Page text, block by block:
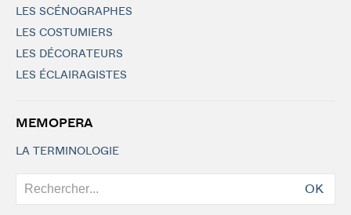
LES SCÉNOGRAPHES
LES COSTUMIERS
LES DÉCORATEURS
LES ÉCLAIRAGISTES
MEMOPERA
LA TERMINOLOGIE
OK